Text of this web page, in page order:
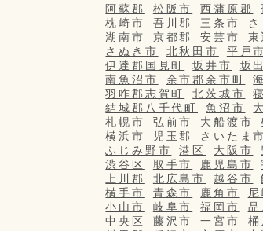
阿蘇郡
松阪市 西蒲原郡
枕崎市
吾川郡 三条市
湖南市
京都郡 安芸市 東
さぬき市
北秋田市 平戸市
伊達郡国見町
坂井市 坂
南魚沼市
余市郡余市町
羽咋郡志賀町
北茨城市
結城郡八千代町
魚沼市
札幌市
弘前市 大船渡市
横浜市
児玉郡 さいたま市
ふじみ野市
港区 大阪市
渋谷区
取手市 鹿児島市
上川郡
北広島市 越谷市
横手市
青森市 鹿角市
小山市
岐阜市 福岡市 品
中央区
藤沢市 一宮市 桶